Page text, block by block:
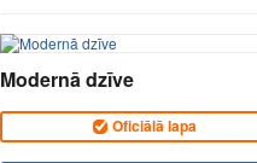
Modernā dzīve
Oficiālā lapa